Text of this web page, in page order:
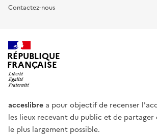
Contactez-nous
RÉPUBLIQUE
FRANÇAISE
acceslibre a pour objectif de recenser
les lieux recevant du public et de
le plus largement possible.